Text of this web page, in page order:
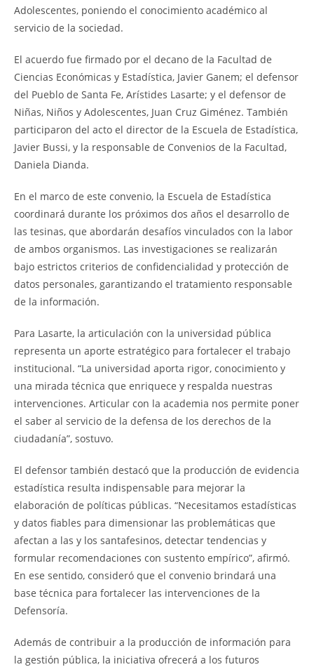
Adolescentes, poniendo el conocimiento académico al
servicio de la sociedad.
El acuerdo fue firmado por el decano de la Facultad de
Ciencias Económicas y Estadística, Javier Ganem; el defensor
del Pueblo de Santa Fe, Arístides Lasarte; y el defensor de
Niñas, Niños y Adolescentes, Juan Cruz Giménez. También
participaron del acto el director de la Escuela de Estadística,
Javier Bussi, y la responsable de Convenios de la Facultad,
Daniela Dianda.
En el marco de este convenio, la Escuela de Estadística
coordinará durante los próximos dos años el desarrollo de
las tesinas, que abordarán desafíos vinculados con la labor
de ambos organismos. Las investigaciones se realizarán
bajo estrictos criterios de confidencialidad y protección de
datos personales, garantizando el tratamiento responsable
de la información.
Para Lasarte, la articulación con la universidad pública
representa un aporte estratégico para fortalecer el trabajo
institucional. “La universidad aporta rigor, conocimiento y
una mirada técnica que enriquece y respalda nuestras
intervenciones. Articular con la academia nos permite poner
el saber al servicio de la defensa de los derechos de la
ciudadanía”, sostuvo.
El defensor también destacó que la producción de evidencia
estadística resulta indispensable para mejorar la
elaboración de políticas públicas. “Necesitamos estadísticas
y datos fiables para dimensionar las problemáticas que
afectan a las y los santafesinos, detectar tendencias y
formular recomendaciones con sustento empírico”, afirmó.
En ese sentido, consideró que el convenio brindará una
base técnica para fortalecer las intervenciones de la
Defensoría.
Además de contribuir a la producción de información para
la gestión pública, la iniciativa ofrecerá a los futuros